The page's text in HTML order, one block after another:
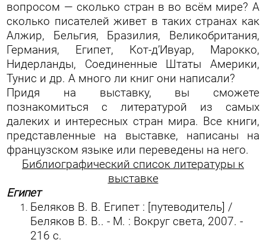
вопросом — сколько стран в во всём мире? А
сколько писателей живет в таких странах как
Алжир, Бельгия, Бразилия, Великобритания,
Германия, Египет, Кот-д’Ивуар, Марокко,
Нидерланды, Соединенные Штаты Америки,
Тунис и др. А много ли книг они написали?
Придя на выставку, вы сможете
познакомиться с литературой из самых
далеких и интересных стран мира. Все книги,
представленные на выставке, написаны на
французском языке или переведены на него.
Библиографический список литературы к
выставке
Египет
Беляков В. В. Египет : [путеводитель] /
Беляков В. В.. - М. : Вокруг света, 2007. -
216 с.